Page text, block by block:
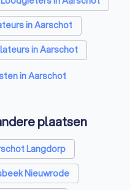
in Aarschot
in Aarschot
in Aarschot
in Aarschot
in Aarschot
in Aarschot
in Aarschot
plaatsen
Langdorp
Nieuwrode